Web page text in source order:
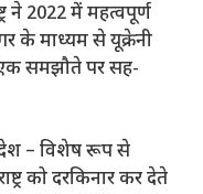
ने 2022 में महत्वपूर्ण
के माध्यम से यूक्रेनी
समझौते पर सह-
– विशेष रूप से
को दरकिनार कर देते